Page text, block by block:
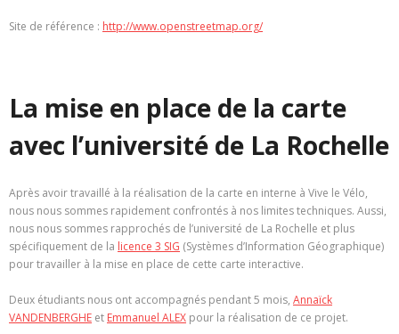
Site de référence : http://www.openstreetmap.org/
La mise en place de la carte
avec l’université de La Rochelle
Après avoir travaillé à la réalisation de la carte en interne à Vive le Vélo,
nous nous sommes rapidement confrontés à nos limites techniques. Aussi,
nous nous sommes rapprochés de l’université de La Rochelle et plus
spécifiquement de la licence 3 SIG (Systèmes d’Information Géographique)
pour travailler à la mise en place de cette carte interactive.
Deux étudiants nous ont accompagnés pendant 5 mois, Annaïck
VANDENBERGHE et Emmanuel ALEX pour la réalisation de ce projet.